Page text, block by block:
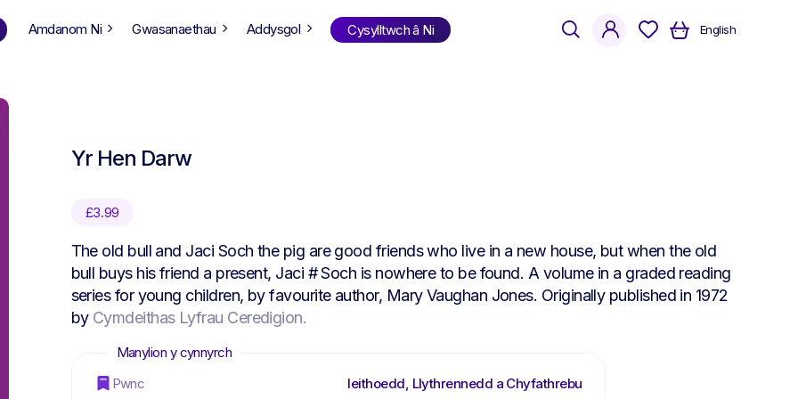
Cwis Llyfrau
Amdanom Ni Gwasanaethau Addysgol Cysylltwch â Ni English
searchaccount
Yr Hen Darw
£3.99
The old bull and Jaci Soch the pig are good friends who live in a new house, but when the old
bull buys his friend a present, Jaci # Soch is nowhere to be found. A volume in a graded reading
series for young children, by favourite author, Mary Vaughan Jones. Originally published in 1972
by Cymdeithas Lyfrau Ceredigion.
Pwnc Ieithoedd, Llythrennedd a Chyfathrebu